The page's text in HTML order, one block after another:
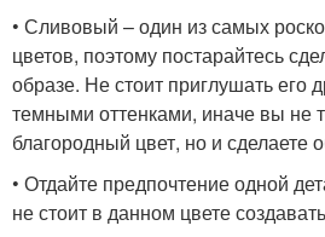
• Сливовый – один из самых
цветов, поэтому постарайтесь
образе. Не стоит приглушать
темными оттенками, иначе вы не
благородный цвет, но и сделаете
• Отдайте предпочтение одной
не стоит в данном цвете